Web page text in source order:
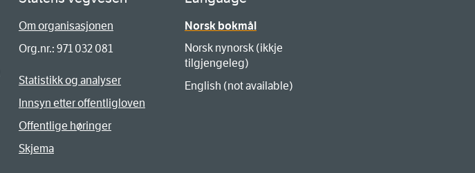
Om organisasjonen
Org.nr.: 971 032 081
Statistikk og analyser
Innsyn etter offentligloven
Offentlige høringer
Skjema
Norsk bokmål
Norsk nynorsk (ikkje
tilgjengeleg)
English (not available)